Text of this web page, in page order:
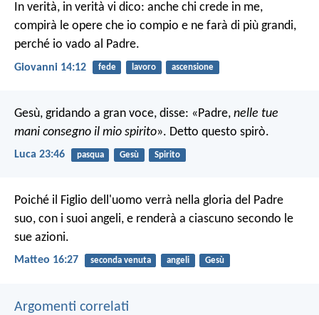
In verità, in verità vi dico: anche chi crede in me,
compirà le opere che io compio e ne farà di più grandi,
perché io vado al Padre.
Giovanni 14:12 fede lavoro ascensione
Gesù, gridando a gran voce, disse: «Padre, nelle tue
mani consegno il mio spirito». Detto questo spirò.
Luca 23:46 pasqua Gesù Spirito
Poiché il Figlio dell'uomo verrà nella gloria del Padre
suo, con i suoi angeli, e renderà a ciascuno secondo le
sue azioni.
Matteo 16:27 seconda venuta angeli Gesù
Argomenti correlati